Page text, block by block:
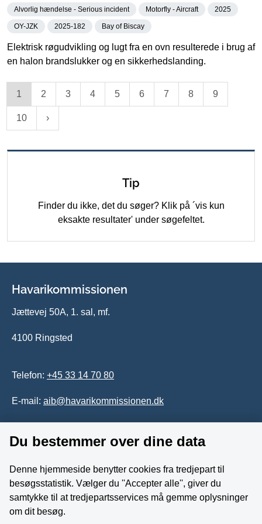
Alvorlig hændelse - Serious incident Motorfly - Aircraft 2025
OY-JZK 2025-182 Bay of Biscay
Elektrisk røgudvikling og lugt fra en ovn resulterede i brug af
en halon brandslukker og en sikkerhedslanding.
1 2 3 4 5 6 7 8 9
10
Tip
Finder du ikke, det du søger? Klik på ´vis kun
eksakte resultater' under søgefeltet.
Havarikommissionen
Jættevej 50A, 1. sal, mf.
4100 Ringsted
Telefon: +45 33 14 70 80
E-mail: aib@havarikommissionen.dk
Tilgængelighedserklæring
Whistleblowerordning
Følg os på YouTube
Du bestemmer over dine data
Denne hjemmeside benytter cookies fra tredjepart til
besøgsstatistik. Vælger du ''Accepter alle'', giver du
samtykke til at tredjepartsservices må gemme oplysninger
om dit besøg.